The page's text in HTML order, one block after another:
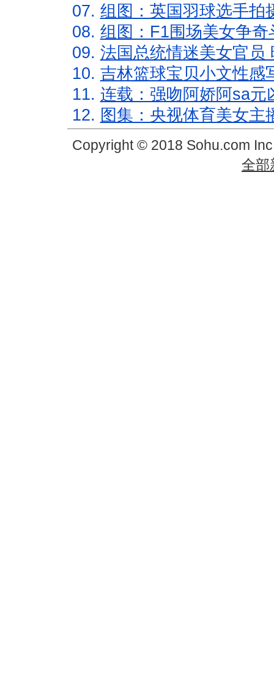
07. 组图：英国羽球选手拍
08. 组图：F1围场美女争
09. 法国总统情迷美女官员
10. 吉林篮球宝贝小文性感
11. 连载：强吻阿娇阿sa元
12. 图集：央视体育美女主
Copyright © 2018 Sohu.com
全部